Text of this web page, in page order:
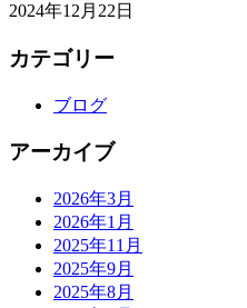
2024年12月22日
カテゴリー
ブログ
アーカイブ
2026年3月
2026年1月
2025年11月
2025年9月
2025年8月